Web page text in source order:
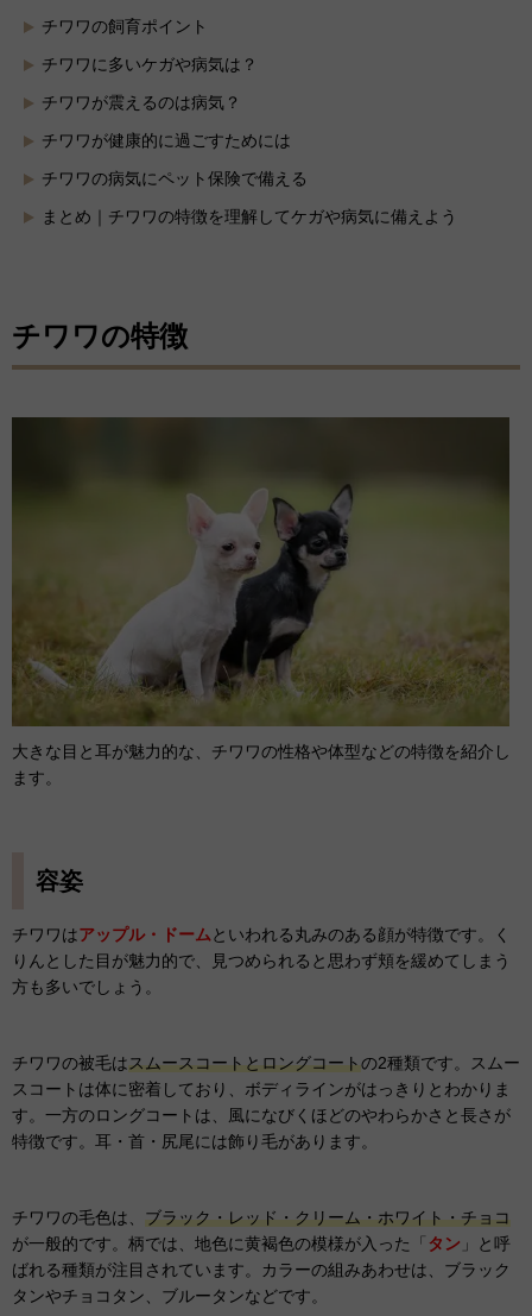
チワワの飼育ポイント
チワワに多いケガや病気は？
チワワが震えるのは病気？
チワワが健康的に過ごすためには
チワワの病気にペット保険で備える
まとめ｜チワワの特徴を理解してケガや病気に備えよう
チワワの特徴
大きな目と耳が魅力的な、チワワの性格や体型などの特徴を紹介し
ます。
容姿
チワワはアップル・ドームといわれる丸みのある顔が特徴です。く
りんとした目が魅力的で、見つめられると思わず頬を緩めてしまう
方も多いでしょう。
チワワの被毛はスムースコートとロングコートの2種類です。スムー
スコートは体に密着しており、ボディラインがはっきりとわかりま
す。一方のロングコートは、風になびくほどのやわらかさと長さが
特徴です。耳・首・尻尾には飾り毛があります。
チワワの毛色は、 ブラック・レッド・クリーム・ホワイト・チョコ
が一般的です。柄では、地色に黄褐色の模様が入った「 タン 」と呼
ばれる種類が注目されています。カラーの組みあわせは、ブラック
タンやチョコタン、ブルータンなどです。